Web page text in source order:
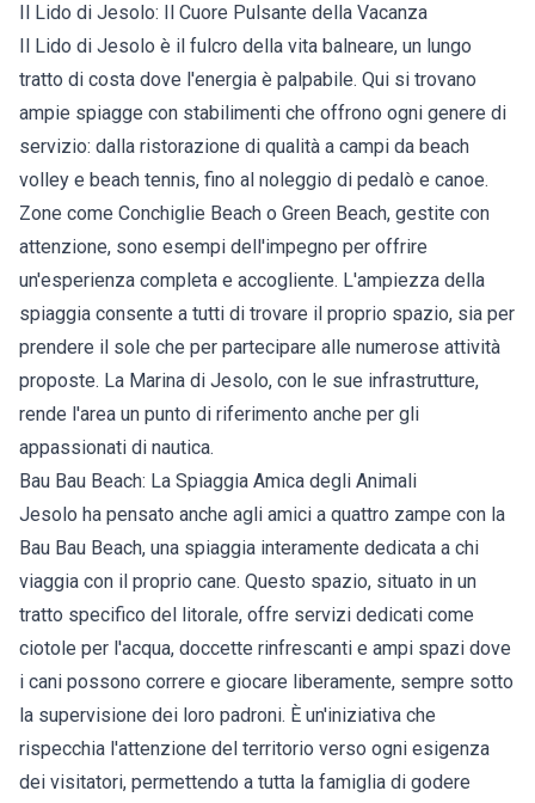
Il Lido di Jesolo: Il Cuore Pulsante della Vacanza
Il Lido di Jesolo è il fulcro della vita balneare, un lungo
tratto di costa dove l'energia è palpabile. Qui si trovano
ampie spiagge con stabilimenti che offrono ogni genere di
servizio: dalla ristorazione di qualità a campi da beach
volley e beach tennis, fino al noleggio di pedalò e canoe.
Zone come Conchiglie Beach o Green Beach, gestite con
attenzione, sono esempi dell'impegno per offrire
un'esperienza completa e accogliente. L'ampiezza della
spiaggia consente a tutti di trovare il proprio spazio, sia per
prendere il sole che per partecipare alle numerose attività
proposte. La Marina di Jesolo, con le sue infrastrutture,
rende l'area un punto di riferimento anche per gli
appassionati di nautica.
Bau Bau Beach: La Spiaggia Amica degli Animali
Jesolo ha pensato anche agli amici a quattro zampe con la
Bau Bau Beach, una spiaggia interamente dedicata a chi
viaggia con il proprio cane. Questo spazio, situato in un
tratto specifico del litorale, offre servizi dedicati come
ciotole per l'acqua, doccette rinfrescanti e ampi spazi dove
i cani possono correre e giocare liberamente, sempre sotto
la supervisione dei loro padroni. È un'iniziativa che
rispecchia l'attenzione del territorio verso ogni esigenza
dei visitatori, permettendo a tutta la famiglia di godere